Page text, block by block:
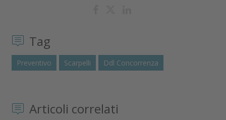
Tag
Preventivo Scarpelli Ddl Concorrenza
Articoli correlati